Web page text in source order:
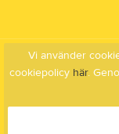
Vi använder
cookiepolicy här.